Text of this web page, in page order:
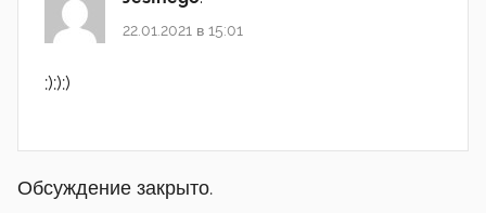
22.01.2021 в 15:01
:):):)
Обсуждение закрыто.